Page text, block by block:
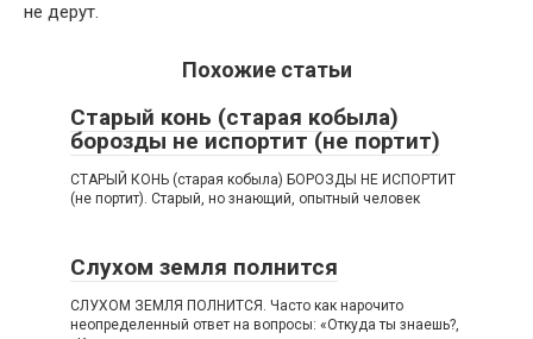
не дерут.
Похожие статьи
Старый конь (старая кобыла)
борозды не испортит (не портит)
СТАРЫЙ КОНЬ (старая кобыла) БОРОЗДЫ НЕ ИСПОРТИТ
(не портит). Старый, но знающий, опытный человек
Слухом земля полнится
СЛУХОМ ЗЕМЛЯ ПОЛНИТСЯ. Часто как нарочито
неопределенный ответ на вопросы: «Откуда ты знаешь?,